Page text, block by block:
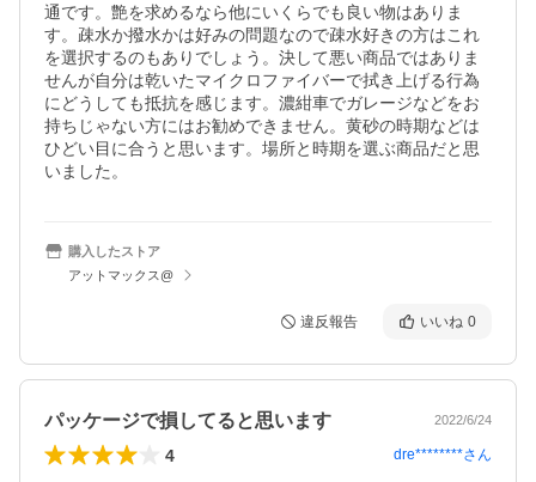
通です。艶を求めるなら他にいくらでも良い物はありま
す。疎水か撥水かは好みの問題なので疎水好きの方はこれ
を選択するのもありでしょう。決して悪い商品ではありま
せんが自分は乾いたマイクロファイバーで拭き上げる行為
にどうしても抵抗を感じます。濃紺車でガレージなどをお
持ちじゃない方にはお勧めできません。黄砂の時期などは
ひどい目に合うと思います。場所と時期を選ぶ商品だと思
いました。
購入したストア
アットマックス@
違反報告 いいね 0
パッケージで損してると思います 2022/6/24
4 dre********さん